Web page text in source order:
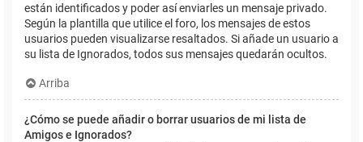
están identificados y poder así enviarles un mensaje privado.
Según la plantilla que utilice el foro, los mensajes de estos
usuarios pueden visualizarse resaltados. Si añade un usuario a
su lista de Ignorados, todos sus mensajes quedarán ocultos.
Arriba
¿Cómo se puede añadir o borrar usuarios de mi lista de
Amigos e Ignorados?